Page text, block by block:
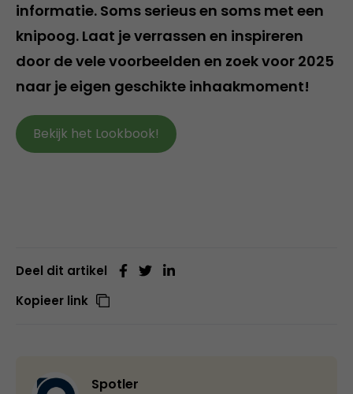
informatie. Soms serieus en soms met een
knipoog. Laat je verrassen en inspireren
door de vele voorbeelden en zoek voor 2025
naar je eigen geschikte inhaakmoment!
Bekijk het Lookbook!
Deel dit artikel
Kopieer link
Spotler